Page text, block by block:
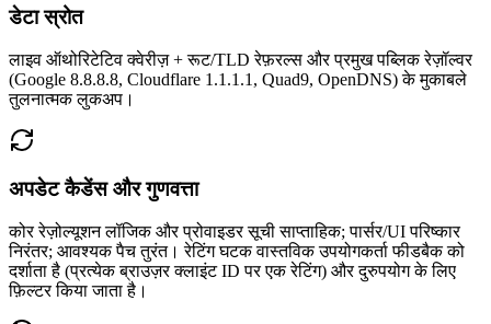
डेटा स्रोत
लाइव ऑथोरिटेटिव क्वेरीज़ + रूट/TLD रेफ़रल्स और प्रमुख पब्लिक रेज़ॉल्वर
(Google 8.8.8.8, Cloudflare 1.1.1.1, Quad9, OpenDNS) के मुकाबले
तुलनात्मक लुकअप।
अपडेट कैडेंस और गुणवत्ता
कोर रेज़ोल्यूशन लॉजिक और प्रोवाइडर सूची साप्ताहिक; पार्सर/UI परिष्कार
निरंतर; आवश्यक पैच तुरंत। रेटिंग घटक वास्तविक उपयोगकर्ता फीडबैक को
दर्शाता है (प्रत्येक ब्राउज़र क्लाइंट ID पर एक रेटिंग) और दुरुपयोग के लिए
फ़िल्टर किया जाता है।